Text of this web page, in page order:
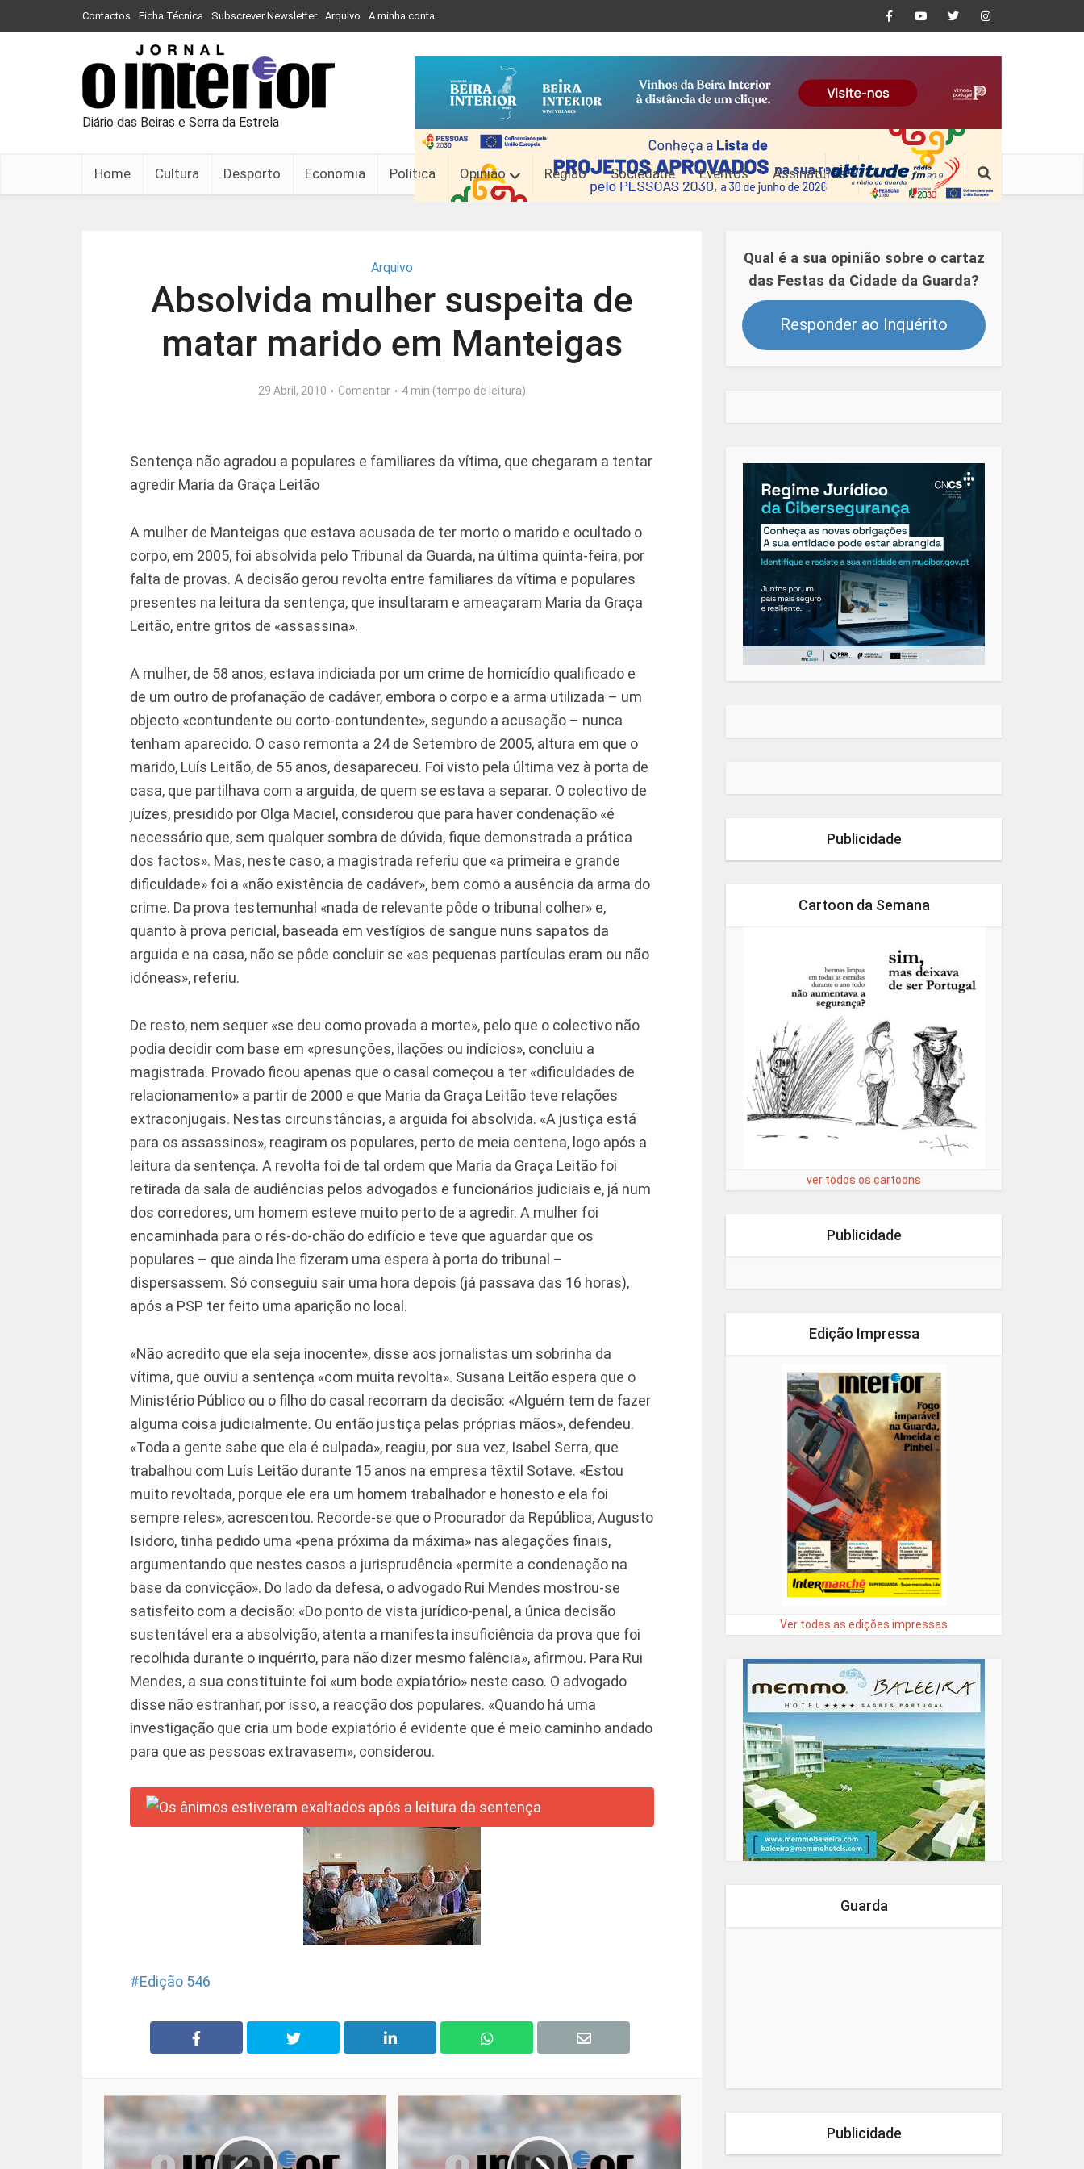
Contactos Ficha Técnica Subscrever Newsletter Arquivo A minha conta
Diário das Beiras e Serra da Estrela
Home Cultura Desporto Economia Política Opinião Região Sociedade Eventos Assinaturas
Arquivo
Absolvida mulher suspeita de
matar marido em Manteigas
29 Abril, 2010 Comentar 4 min (tempo de leitura)
Sentença não agradou a populares e familiares da vítima, que chegaram a tentar
agredir Maria da Graça Leitão
A mulher de Manteigas que estava acusada de ter morto o marido e ocultado o
corpo, em 2005, foi absolvida pelo Tribunal da Guarda, na última quinta-feira, por
falta de provas. A decisão gerou revolta entre familiares da vítima e populares
presentes na leitura da sentença, que insultaram e ameaçaram Maria da Graça
Leitão, entre gritos de «assassina».
A mulher, de 58 anos, estava indiciada por um crime de homicídio qualificado e
de um outro de profanação de cadáver, embora o corpo e a arma utilizada – um
objecto «contundente ou corto-contundente», segundo a acusação – nunca
tenham aparecido. O caso remonta a 24 de Setembro de 2005, altura em que o
marido, Luís Leitão, de 55 anos, desapareceu. Foi visto pela última vez à porta de
casa, que partilhava com a arguida, de quem se estava a separar. O colectivo de
juízes, presidido por Olga Maciel, considerou que para haver condenação «é
necessário que, sem qualquer sombra de dúvida, fique demonstrada a prática
dos factos». Mas, neste caso, a magistrada referiu que «a primeira e grande
dificuldade» foi a «não existência de cadáver», bem como a ausência da arma do
crime. Da prova testemunhal «nada de relevante pôde o tribunal colher» e,
quanto à prova pericial, baseada em vestígios de sangue nuns sapatos da
arguida e na casa, não se pôde concluir se «as pequenas partículas eram ou não
idóneas», referiu.
De resto, nem sequer «se deu como provada a morte», pelo que o colectivo não
podia decidir com base em «presunções, ilações ou indícios», concluiu a
magistrada. Provado ficou apenas que o casal começou a ter «dificuldades de
relacionamento» a partir de 2000 e que Maria da Graça Leitão teve relações
extraconjugais. Nestas circunstâncias, a arguida foi absolvida. «A justiça está
para os assassinos», reagiram os populares, perto de meia centena, logo após a
leitura da sentença. A revolta foi de tal ordem que Maria da Graça Leitão foi
retirada da sala de audiências pelos advogados e funcionários judiciais e, já num
dos corredores, um homem esteve muito perto de a agredir. A mulher foi
encaminhada para o rés-do-chão do edifício e teve que aguardar que os
populares – que ainda lhe fizeram uma espera à porta do tribunal –
dispersassem. Só conseguiu sair uma hora depois (já passava das 16 horas),
após a PSP ter feito uma aparição no local.
«Não acredito que ela seja inocente», disse aos jornalistas um sobrinha da
vítima, que ouviu a sentença «com muita revolta». Susana Leitão espera que o
Ministério Público ou o filho do casal recorram da decisão: «Alguém tem de fazer
alguma coisa judicialmente. Ou então justiça pelas próprias mãos», defendeu.
«Toda a gente sabe que ela é culpada», reagiu, por sua vez, Isabel Serra, que
trabalhou com Luís Leitão durante 15 anos na empresa têxtil Sotave. «Estou
muito revoltada, porque ele era um homem trabalhador e honesto e ela foi
sempre reles», acrescentou. Recorde-se que o Procurador da República, Augusto
Isidoro, tinha pedido uma «pena próxima da máxima» nas alegações finais,
argumentando que nestes casos a jurisprudência «permite a condenação na
base da convicção». Do lado da defesa, o advogado Rui Mendes mostrou-se
satisfeito com a decisão: «Do ponto de vista jurídico-penal, a única decisão
sustentável era a absolvição, atenta a manifesta insuficiência da prova que foi
recolhida durante o inquérito, para não dizer mesmo falência», afirmou. Para Rui
Mendes, a sua constituinte foi «um bode expiatório» neste caso. O advogado
disse não estranhar, por isso, a reacção dos populares. «Quando há uma
investigação que cria um bode expiatório é evidente que é meio caminho andado
para que as pessoas extravasem», considerou.
Edição 546
Qual é a sua opinião sobre o cartaz
das Festas da Cidade da Guarda?
Responder ao Inquérito
Publicidade
Cartoon da Semana
ver todos os cartoons
Publicidade
Edição Impressa
Ver todas as edições impressas
Guarda
Publicidade